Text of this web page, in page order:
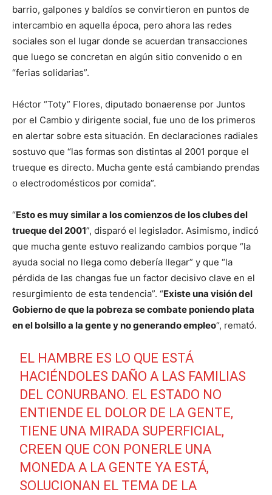
barrio, galpones y baldíos se convirtieron en puntos de
intercambio en aquella época, pero ahora las redes
sociales son el lugar donde se acuerdan transacciones
que luego se concretan en algún sitio convenido o en
“ferias solidarias”.
Héctor “Toty” Flores, diputado bonaerense por Juntos
por el Cambio y dirigente social, fue uno de los primeros
en alertar sobre esta situación. En declaraciones radiales
sostuvo que “las formas son distintas al 2001 porque el
trueque es directo. Mucha gente está cambiando prendas
o electrodomésticos por comida”.
“Esto es muy similar a los comienzos de los clubes del
trueque del 2001”, disparó el legislador. Asimismo, indicó
que mucha gente estuvo realizando cambios porque “la
ayuda social no llega como debería llegar” y que “la
pérdida de las changas fue un factor decisivo clave en el
resurgimiento de esta tendencia”. “Existe una visión del
Gobierno de que la pobreza se combate poniendo plata
en el bolsillo a la gente y no generando empleo“, remató.
EL HAMBRE ES LO QUE ESTÁ
HACIÉNDOLES DAÑO A LAS FAMILIAS
DEL CONURBANO. EL ESTADO NO
ENTIENDE EL DOLOR DE LA GENTE,
TIENE UNA MIRADA SUPERFICIAL,
CREEN QUE CON PONERLE UNA
MONEDA A LA GENTE YA ESTÁ,
SOLUCIONAN EL TEMA DE LA